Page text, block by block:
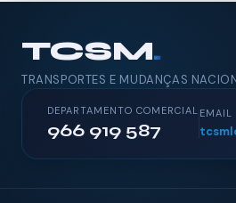
TCSM.
TRANSPORTES E MUDANÇAS
DEPARTAMENTO COMERCIAL
966 919 587
EMAIL